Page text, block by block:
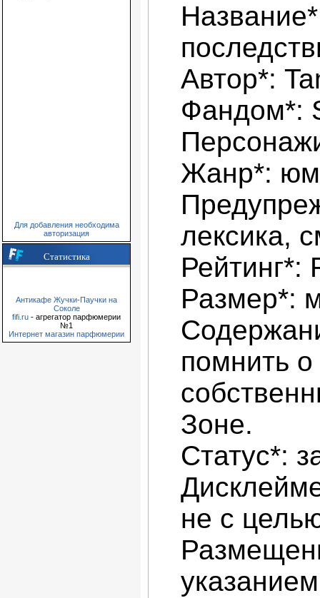
Для добавления необходима
авторизация
Статистика
Антикафе Жучки-Паучки на
Соколе
fifi.ru - агрегатор парфюмерии
№1
Интернет магазин парфюмерии
Автор*:
Фандом*:
Жанр*:
лексика,
Рейтинг*:
Размер*:
помнить о
Зоне.
Статус*:
не с